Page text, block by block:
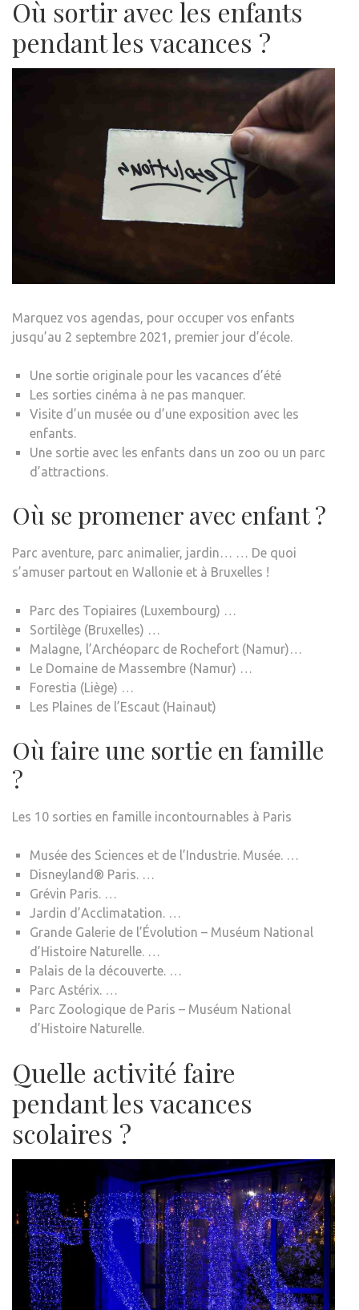
Où sortir avec les enfants
pendant les vacances ?
Marquez vos agendas, pour occuper vos enfants
jusqu’au 2 septembre 2021, premier jour d’école.
Une sortie originale pour les vacances d’été
Les sorties cinéma à ne pas manquer.
Visite d’un musée ou d’une exposition avec les
enfants.
Une sortie avec les enfants dans un zoo ou un parc
d’attractions.
Où se promener avec enfant ?
Parc aventure, parc animalier, jardin… … De quoi
s’amuser partout en Wallonie et à Bruxelles !
Parc des Topiaires (Luxembourg) …
Sortilège (Bruxelles) …
Malagne, l’Archéoparc de Rochefort (Namur)…
Le Domaine de Massembre (Namur) …
Forestia (Liège) …
Les Plaines de l’Escaut (Hainaut)
Où faire une sortie en famille
?
Les 10 sorties en famille incontournables à Paris
Musée des Sciences et de l’Industrie. Musée. …
Disneyland® Paris. …
Grévin Paris. …
Jardin d’Acclimatation. …
Grande Galerie de l’Évolution – Muséum National
d’Histoire Naturelle. …
Palais de la découverte. …
Parc Astérix. …
Parc Zoologique de Paris – Muséum National
d’Histoire Naturelle.
Quelle activité faire
pendant les vacances
scolaires ?